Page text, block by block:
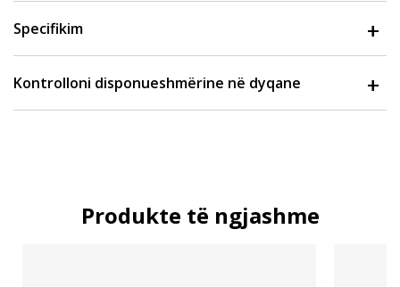
Specifikim
Kontrolloni disponueshmërine në dyqane
Produkte të ngjashme